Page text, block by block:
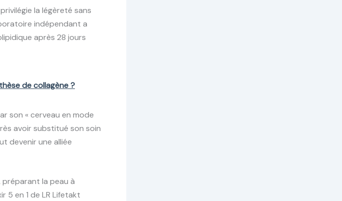
la légèreté sans
indépendant a
après 28 jours
de collagène ?
son « cerveau en mode
avoir substitué son soin
devenir une alliée
préparant la peau à
5 en 1 de LR Lifetakt